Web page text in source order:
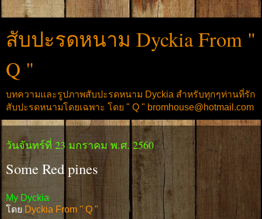
สับปะรดหนาม Dyckia From "
Q "
บทความและรูปภาพสับปะรดหนาม Dyckia สำหรับทุกๆท่านที่รัก
สับปะรดหนามโดยเฉพาะ โดย " Q " bromhouse@hotmail.com
วันจันทร์ที่ 23 มกราคม พ.ศ. 2560
Some Red pines
My Dyckia
โดย Dyckia From " Q "